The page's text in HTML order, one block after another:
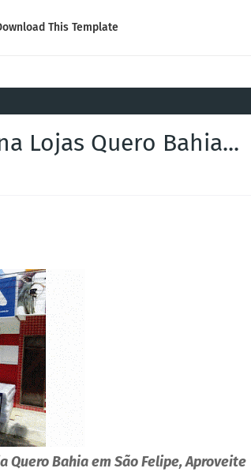
This Template
Lojas Quero Bahia...
Bahia em São Felipe, Aproveite